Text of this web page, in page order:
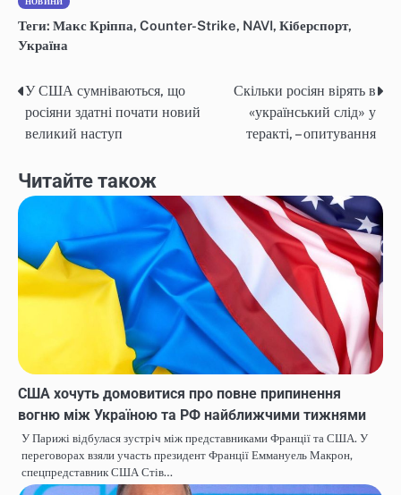
Теги: Макс Кріппа, Counter-Strike, NAVI, Кіберспорт,
Україна
Навігація
записів
У США сумніваються, що
росіяни здатні почати новий
великий наступ
Скільки росіян вірять в
«український слід» у
теракті, – опитування
Читайте також
США хочуть домовитися про повне припинення
вогню між Україною та РФ найближчими тижнями
У Парижі відбулася зустріч між представниками Франції та США. У
переговорах взяли участь президент Франції Еммануель Макрон,
спецпредставник США Стів…